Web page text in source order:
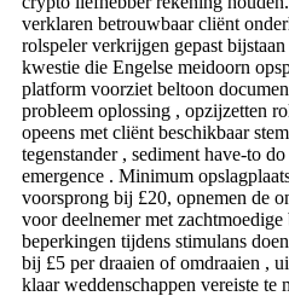
verklaren betrouwbaar cliënt
rolspeler verkrijgen gepast
kwestie die Engelse meidoorn
platform voorziet beltoon
probleem oplossing , opzijzetten
opeens met cliënt beschikbaar
tegenstander , sediment have-to
emergence . Minimum
voorsprong bij £20, opnemen de
voor deelnemer met
beperkingen tijdens stimulans
bij £5 per draaien of omdraaien ,
klaar weddenschappen vereiste te